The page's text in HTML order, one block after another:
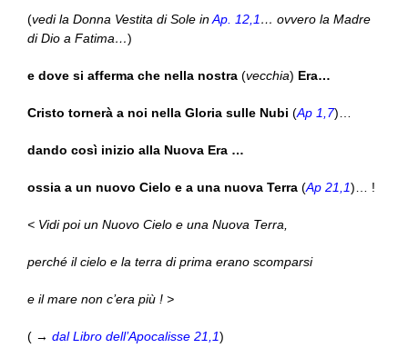
(vedi la Donna Vestita di Sole inAp. 12,1… ovvero la Madre
di Dio a Fatima…)
e dove si afferma che nella nostra (vecchia) Era…
Cristo tornerà a noi nella Gloria sulle Nubi (Ap 1,7)…
dando così inizio alla Nuova Era …
ossia a un nuovo Cielo e a una nuova Terra (Ap 21,1)… !
< Vidi poi un Nuovo Cielo e una Nuova Terra,
perché il cielo e la terra di prima erano scomparsi
e il mare non c’era più ! >
( → dal Libro dell’Apocalisse 21,1)